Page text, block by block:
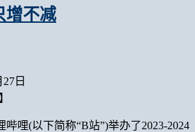
增不减
日
哩(以下简称“B站”)举办了2023-2024